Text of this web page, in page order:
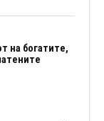
на богатите,